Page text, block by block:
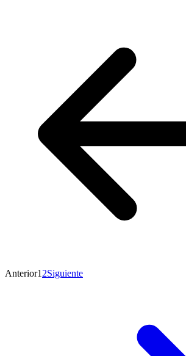
Anterior1 2Siguiente